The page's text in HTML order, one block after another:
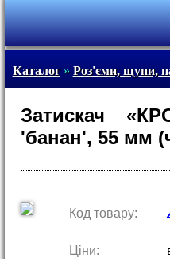
Каталог» Роз'єми, щупи,
Затискач
'банан', 55 мм
Код товару:
Ціни: